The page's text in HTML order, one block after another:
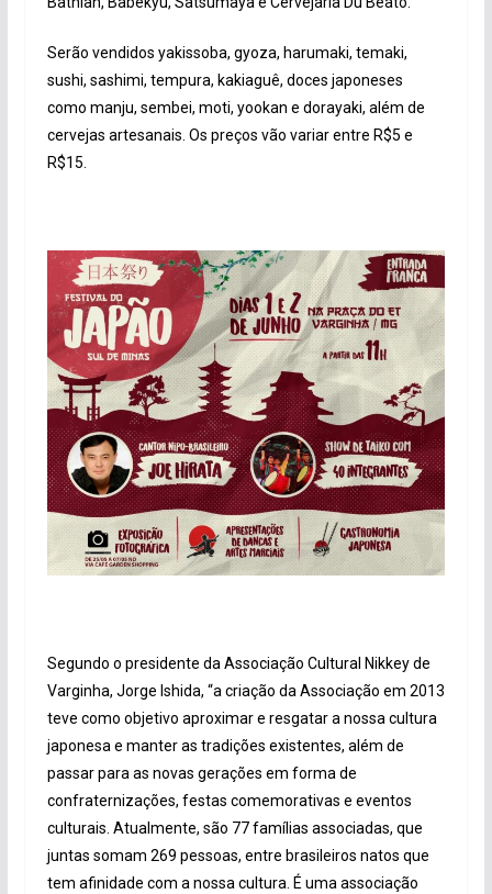
Serão vendidos yakissoba, gyoza, harumaki, temaki,
sushi, sashimi, tempura, kakiaguê, doces japoneses
como manju, sembei, moti, yookan e dorayaki, além de
cervejas artesanais. Os preços vão variar entre R$5 e
R$15.
Segundo o presidente da Associação Cultural Nikkey de
Varginha, Jorge Ishida, “a criação da Associação em 2013
teve como objetivo aproximar e resgatar a nossa cultura
japonesa e manter as tradições existentes, além de
passar para as novas gerações em forma de
confraternizações, festas comemorativas e eventos
culturais. Atualmente, são 77 famílias associadas, que
juntas somam 269 pessoas, entre brasileiros natos que
tem afinidade com a nossa cultura. É uma associação